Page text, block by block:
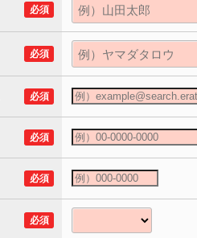
必須
必須
必須
必須
必須
必須